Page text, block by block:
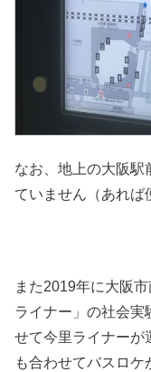
なお、地上の大阪駅
ていません（あれば
また2019年に大阪
ライナー」の社会実
せて今里ライナーが
も合わせてバスロケ